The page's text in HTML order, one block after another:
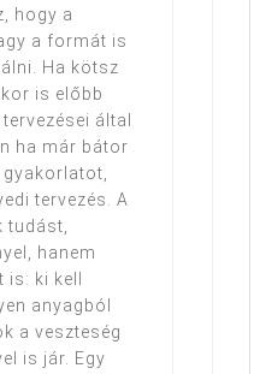
hogy a
a formát is
Ha kötsz
is előbb
által
ha már bátor
gyakorlatot,
tervezés. A
tudást,
hanem
ki kell
anyagból
a veszteség
is jár. Egy